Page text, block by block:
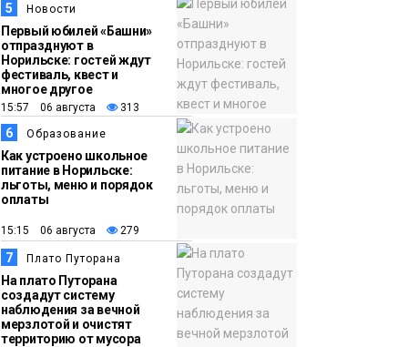
5 Новости
Первый юбилей «Башни»
отпразднуют в
Норильске: гостей ждут
фестиваль, квест и
многое другое
15:57 06 августа 313
6 Образование
Как устроено школьное
питание в Норильске:
льготы, меню и порядок
оплаты
15:15 06 августа 279
7 Плато Путорана
На плато Путорана
создадут систему
наблюдения за вечной
мерзлотой и очистят
территорию от мусора